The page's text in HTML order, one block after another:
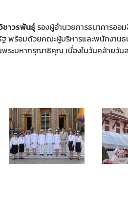
าวรพันธุ์ รองผู้อำนวยการธนาคารอ
ร้อมด้วยคณะผู้บริหารและพนักงานธ
ระมหากรุณาธิคุณ เนื่องในวันคล้าย